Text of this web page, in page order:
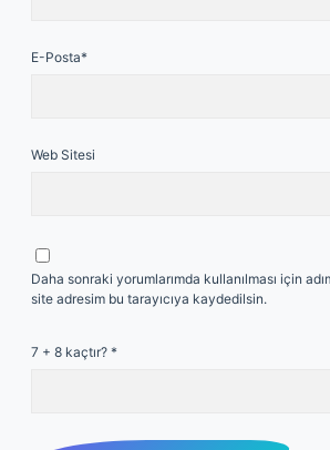
E-Posta*
Web Sitesi
Daha sonraki yorumlarımda kullanılması için
site adresim bu tarayıcıya kaydedilsin.
7 + 8 kaçtır? *